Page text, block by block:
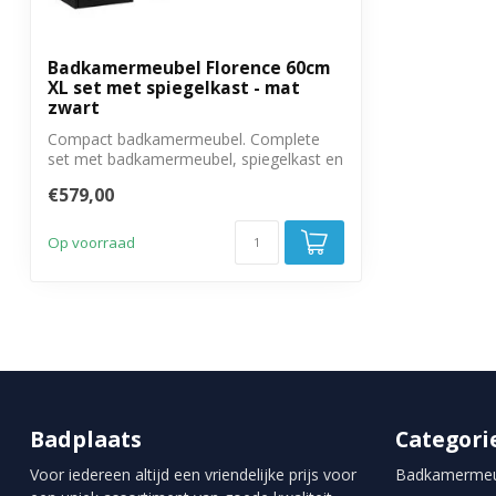
Met soft close sluiting
Garantie
Badkamermeubel Florence 60cm
XL set met spiegelkast - mat
zwart
Compact badkamermeubel. Complete
set met badkamermeubel, spiegelkast en
€579,00
Op voorraad
Badplaats
Voor iedereen altijd een vriendelijke prijs voor